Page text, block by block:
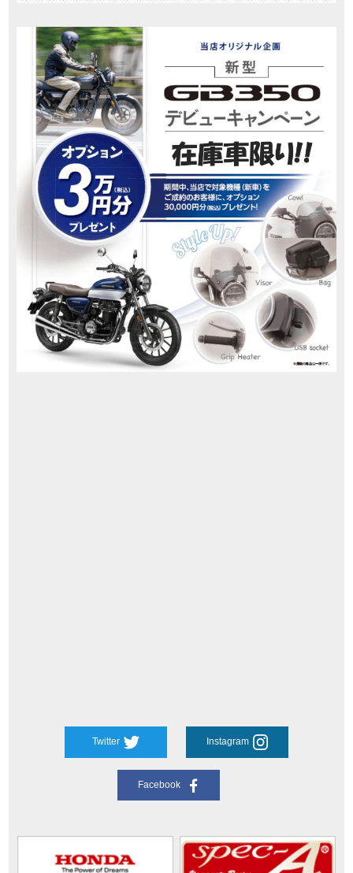
Twitter Instagram
Facebook